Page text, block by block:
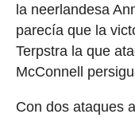
la neerlandesa
parecía que la
Terpstra la que
McConnell
Con dos ataques